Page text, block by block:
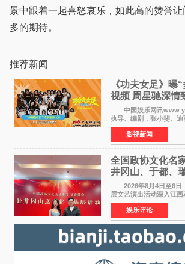
景中跟着一起喜怒哀乐，如此高的赞誉
多的期待。
推荐新闻
《功夫女足》曝
视频 周星驰深情
淀不灭初心
中国娱乐网讯www
执导、编剧，张小斐、
演，刘嘉玲、佐藤健特别
思贝、胡予安、倪好特
女足》释出多谢你
影视新闻
全国政协文化名
井冈山、于都、
情献唱《桃花谣
2026年8月4日至6日
层文艺演出活动深入江
冈山、于都长征出发地、
文化文史和学习委员会
席欧阳坚率团，一
娱乐评论